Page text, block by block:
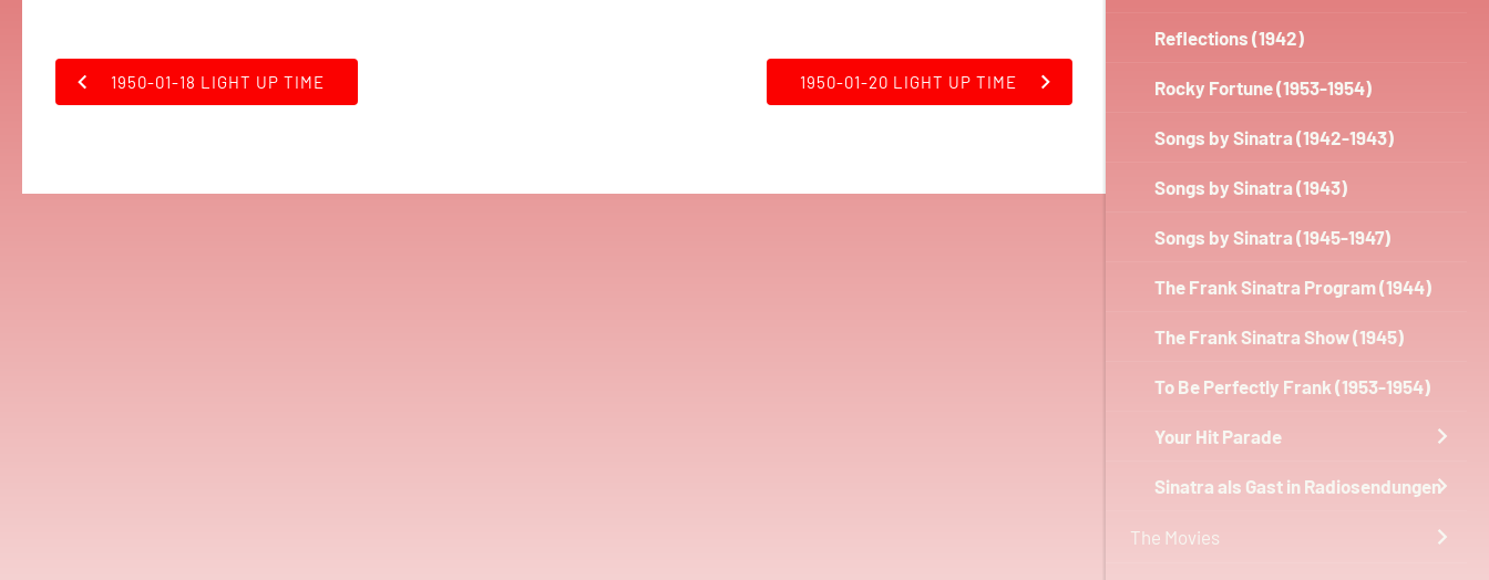
Reflections (1942)
Rocky Fortune (1953-1954)
Songs by Sinatra (1942-1943)
Songs by Sinatra (1943)
Songs by Sinatra (1945-1947)
The Frank Sinatra Program (1944)
The Frank Sinatra Show (1945)
To Be Perfectly Frank (1953-1954)
Your Hit Parade
Sinatra als Gast in Radiosendungen
The Movies
1950-01-18 LIGHT UP TIME 1950-01-20 LIGHT UP TIME